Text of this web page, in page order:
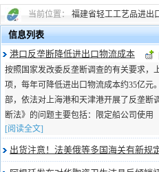
当前位置： 福建省轻工工艺品进出
信息列表
港口反垄断降低进出口物流成本
按照国家发改委反垄断调查的有关要求，
项，每年可降低进出口物流成本约35亿元
部，依法对上海港和天津港开展了反垄断
断法》的问题主要包括：限定船公司使用
[阅读全文]
出货注意！法美俄等多国海关有新规定